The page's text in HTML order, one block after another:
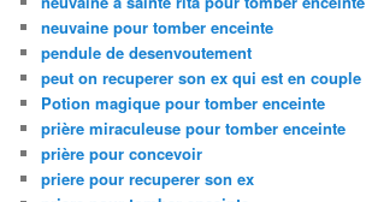
neuvaine pour tomber enceinte
pendule de desenvoutement
peut on recuperer son ex qui est en couple
Potion magique pour tomber enceinte
prière miraculeuse pour tomber enceinte
prière pour concevoir
priere pour recuperer son ex